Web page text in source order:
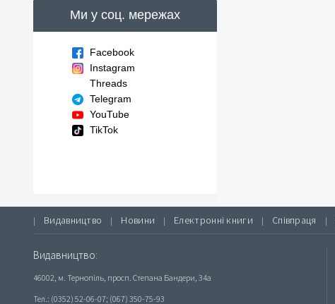
Ми у соц. мережах
Facebook
Instagram
Threads
Telegram
YouTube
TikTok
| Видавництво | Новини | Електронні книги | Співпраця |
Видавництво:
46002, м. Тернопіль, просп. Степана Бандери, 34а
Тел.: (0352) 52-06-07; (067) 350-75-93